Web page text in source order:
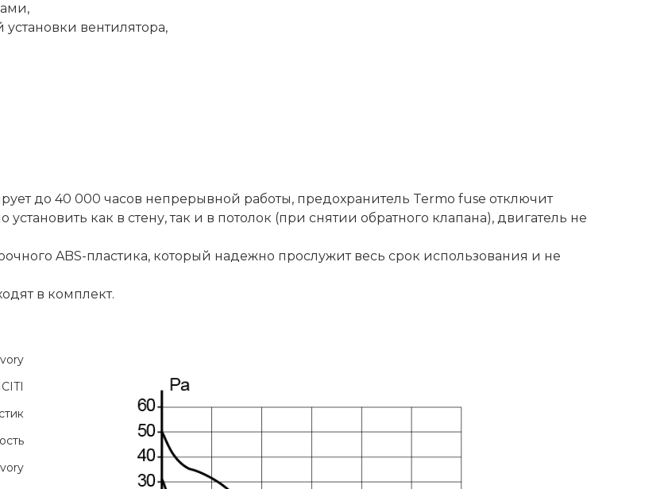
вентилятора,
до 40 000 часов непрерывной работы, предохранитель Termo fuse отключит
как в стену, так и в потолок (при снятии обратного клапана), двигатель не
ABS-пластика, который надежно прослужит весь срок использования и не
в комплект.
Ivory